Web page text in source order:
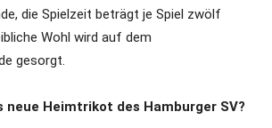
die Spielzeit beträgt je Spiel zwölf
Wohl wird auf dem
gesorgt.
neue Heimtrikot des Hamburger SV?